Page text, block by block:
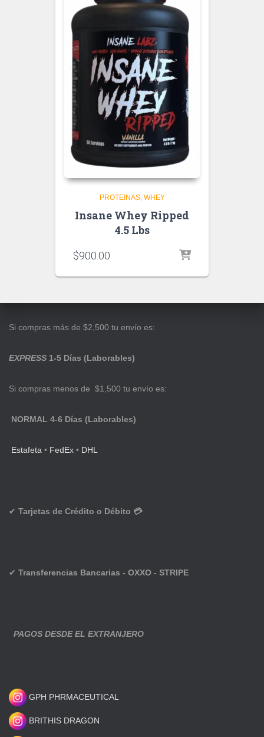
PROTEINAS WHEY
Insane Whey Ripped
4.5 Lbs
$900.00
Si compras más de $2,500 tu envío es:
EXPRESS 1-5 Días (Laborables)
Si compras menos de $1,500 tu envío es:
NORMAL 4-6 Días (Laborables)
Estafeta • FedEx • DHL
✔ Tarjetas de Crédito o Débito 💳
✔ Transferencias Bancarias - OXXO - STRIPE
PAGOS DESDE EL EXTRANJERO
GPH PHRMACEUTICAL
BRITHIS DRAGON